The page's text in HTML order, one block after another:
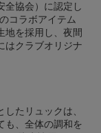
全協会）に認定し
コラボアイテム
地を採用し、夜間
はクラブオリジナ
たリュックは、
も、全体の調和を